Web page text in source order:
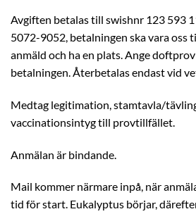
Avgiften betalas till swishnr 123 593
5072-9052, betalningen ska vara oss
anmäld och ha en plats. Ange
betalningen. Återbetalas endast vid
Medtag legitimation, stamtavla/
vaccinationsintyg till provtillfället.
Anmälan är bindande.
Mail kommer närmare inpå, när
tid för start. Eukalyptus börjar,